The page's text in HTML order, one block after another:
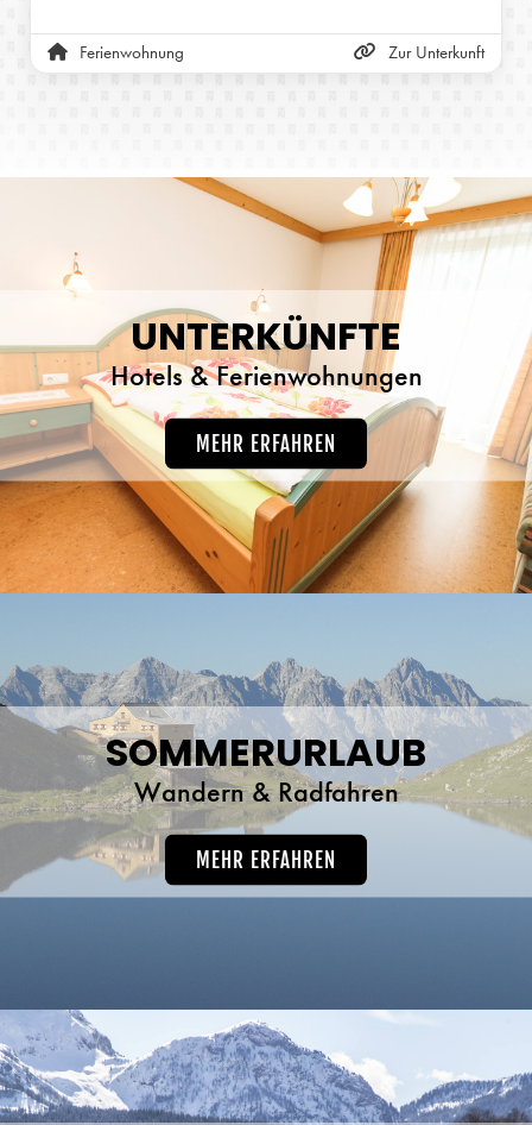
Ferienwohnung Zur Unterkunft
UNTERKÜNFTE
Hotels & Ferienwohnungen
MEHR ERFAHREN
SOMMERURLAUB
Wandern & Radfahren
MEHR ERFAHREN